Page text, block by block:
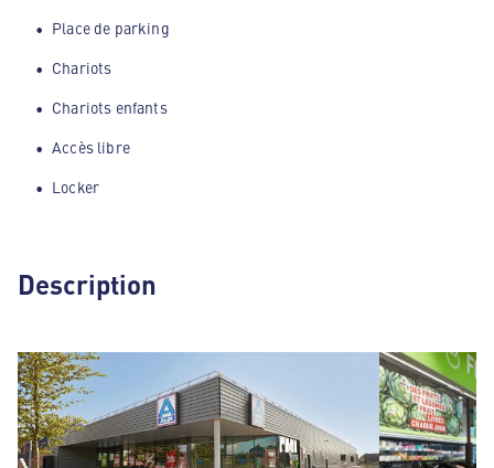
Place de parking
Chariots
Chariots enfants
Accès libre
Locker
Description